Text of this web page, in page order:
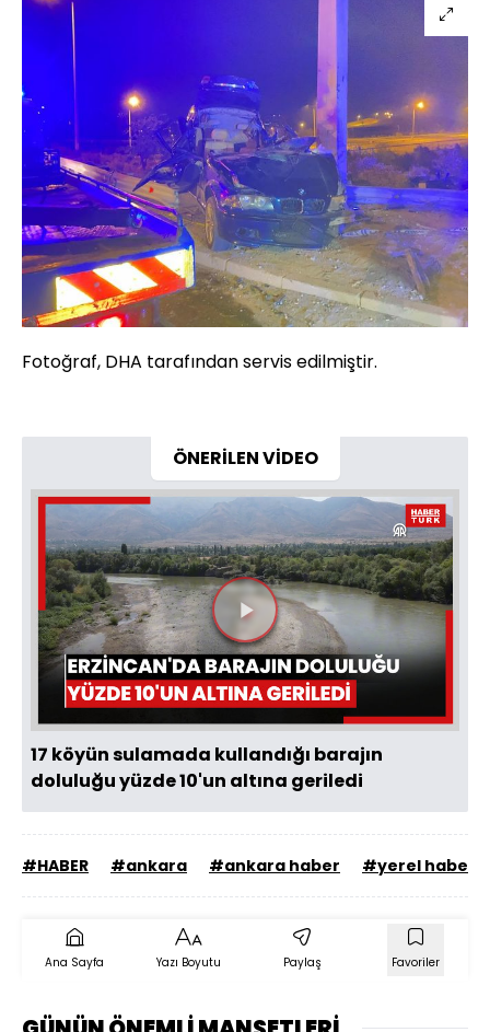
Fotoğraf, DHA tarafından servis edilmiştir.
ÖNERİLEN VİDEO
Videoyu
Oynat
17 köyün sulamada kullandığı barajın
doluluğu yüzde 10'un altına geriledi
#HABER #ankara #ankara haber #yerel haber
Ana Sayfa Yazı Boyutu Paylaş Favoriler